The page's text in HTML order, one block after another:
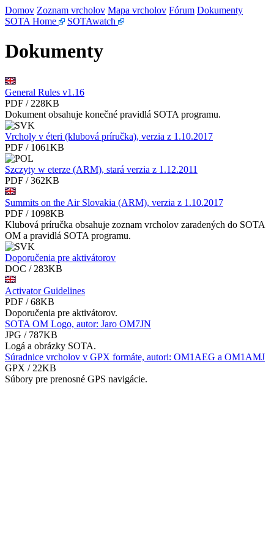
Domov Zoznam vrcholov Mapa vrcholov Fórum Dokumenty
SOTA Home
SOTAwatch
Dokumenty
General Rules v1.16
PDF / 228KB
Dokument obsahuje konečné pravidlá SOTA programu.
Vrcholy v éteri (klubová príručka), verzia z 1.10.2017
PDF / 1061KB
Szczyty w eterze (ARM), stará verzia z 1.12.2011
PDF / 362KB
Summits on the Air Slovakia (ARM), verzia z 1.10.2017
PDF / 1098KB
Klubová príručka obsahuje zoznam vrcholov zaradených do SOTA
OM a pravidlá SOTA programu.
Doporučenia pre aktivátorov
DOC / 283KB
Activator Guidelines
PDF / 68KB
Doporučenia pre aktivátorov.
SOTA OM Logo, autor: Jaro OM7JN
JPG / 787KB
Logá a obrázky SOTA.
Súradnice vrcholov v GPX formáte, autori: OM1AEG a OM1AMJ
GPX / 22KB
Súbory pre prenosné GPS navigácie.